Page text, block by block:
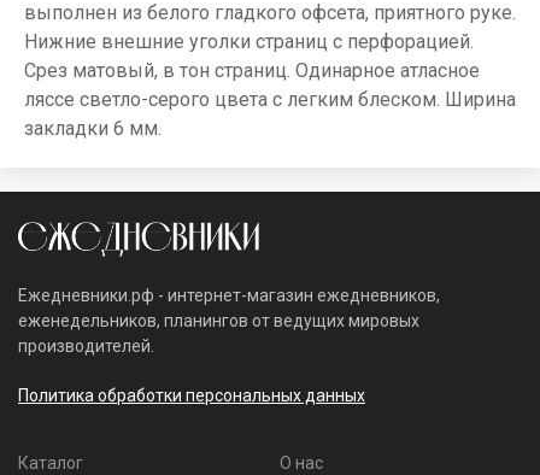
выполнен из белого гладкого офсета, приятного руке.
Нижние внешние уголки страниц с перфорацией.
Срез матовый, в тон страниц. Одинарное атласное
ляссе светло-серого цвета с легким блеском. Ширина
закладки 6 мм.
Ежедневники.рф - интернет-магазин ежедневников,
еженедельников, планингов от ведущих мировых
производителей.
Политика обработки персональных данных
Каталог
О нас